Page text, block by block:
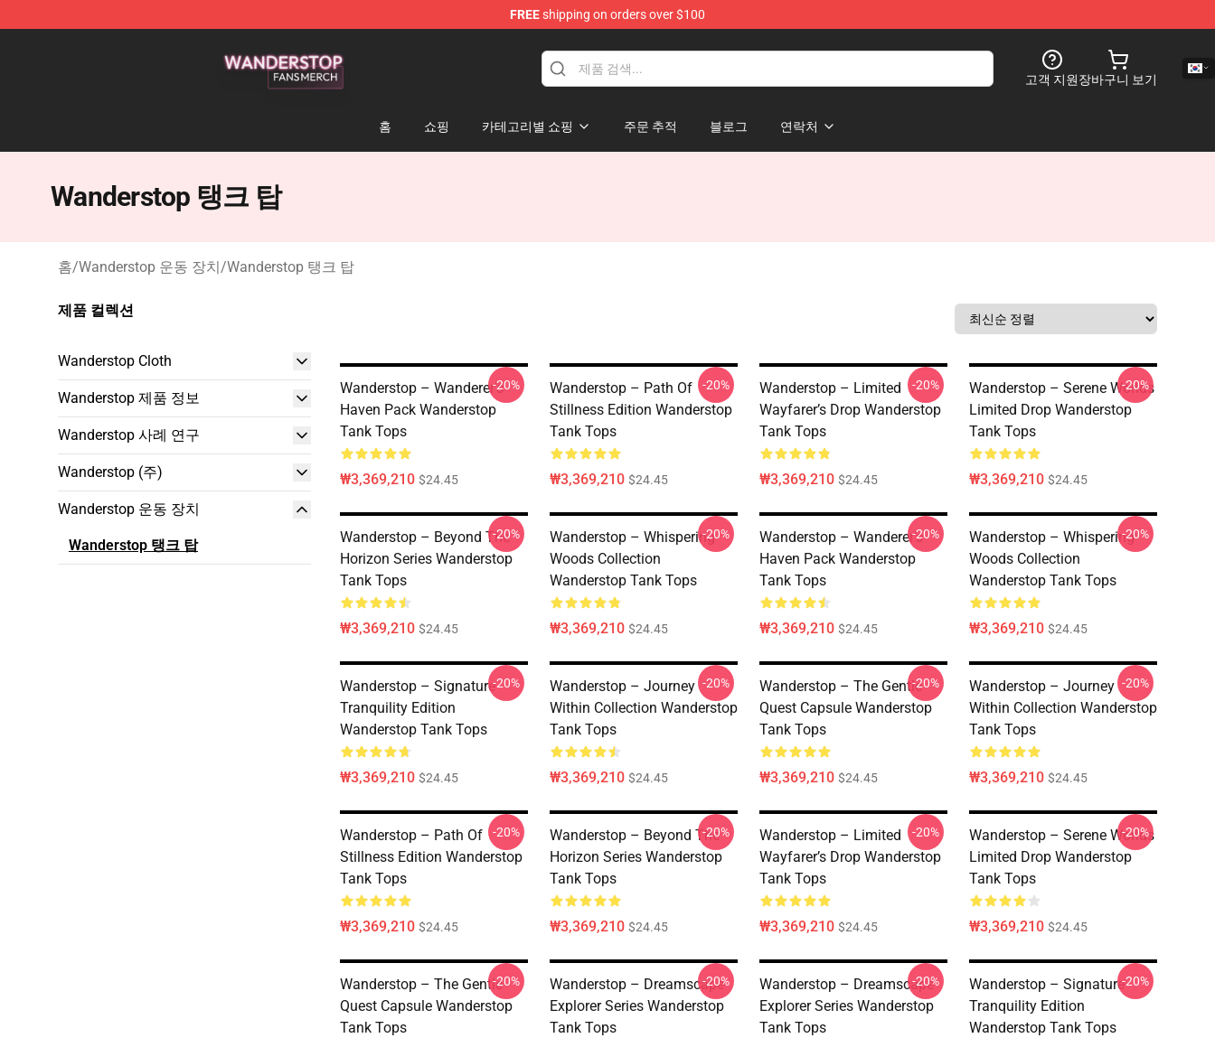
FREEshipping on orders over $100
고객 지원장바구니 보기
홈 쇼핑 카테고리별 쇼핑 주문 추적 블로그 연락처
Wanderstop 탱크 탑
홈/Wanderstop 운동 장치/Wanderstop 탱크 탑
제품 컬렉션
Wanderstop Cloth
Wanderstop 제품 정보
Wanderstop 사례 연구
Wanderstop (주)
Wanderstop 운동 장치
Wanderstop 탱크 탑
Wanderstop – Wanderer’s
Haven Pack Wanderstop
Tank Tops
₩3,369,210 $24.45
-20%
Wanderstop – Path Of
Stillness Edition Wanderstop
Tank Tops
₩3,369,210 $24.45
-20%
Wanderstop – Limited
Wayfarer’s Drop Wanderstop
Tank Tops
₩3,369,210 $24.45
-20%
Wanderstop – Serene Worlds
Limited Drop Wanderstop
Tank Tops
₩3,369,210 $24.45
-20%
Wanderstop – Beyond The
Horizon Series Wanderstop
Tank Tops
₩3,369,210 $24.45
-20%
Wanderstop – Whispering
Woods Collection
Wanderstop Tank Tops
₩3,369,210 $24.45
-20%
Wanderstop – Wanderer’s
Haven Pack Wanderstop
Tank Tops
₩3,369,210 $24.45
-20%
Wanderstop – Whispering
Woods Collection
Wanderstop Tank Tops
₩3,369,210 $24.45
-20%
Wanderstop – Signature
Tranquility Edition
Wanderstop Tank Tops
₩3,369,210 $24.45
-20%
Wanderstop – Journey
Within Collection Wanderstop
Tank Tops
₩3,369,210 $24.45
-20%
Wanderstop – The Gentle
Quest Capsule Wanderstop
Tank Tops
₩3,369,210 $24.45
-20%
Wanderstop – Journey
Within Collection Wanderstop
Tank Tops
₩3,369,210 $24.45
-20%
Wanderstop – Path Of
Stillness Edition Wanderstop
Tank Tops
₩3,369,210 $24.45
-20%
Wanderstop – Beyond The
Horizon Series Wanderstop
Tank Tops
₩3,369,210 $24.45
-20%
Wanderstop – Limited
Wayfarer’s Drop Wanderstop
Tank Tops
₩3,369,210 $24.45
-20%
Wanderstop – Serene Worlds
Limited Drop Wanderstop
Tank Tops
₩3,369,210 $24.45
-20%
Wanderstop – The Gentle
Quest Capsule Wanderstop
Tank Tops
-20%
Wanderstop – Dreamscape
Explorer Series Wanderstop
Tank Tops
-20%
Wanderstop – Dreamscape
Explorer Series Wanderstop
Tank Tops
-20%
Wanderstop – Signature
Tranquility Edition
Wanderstop Tank Tops
-20%